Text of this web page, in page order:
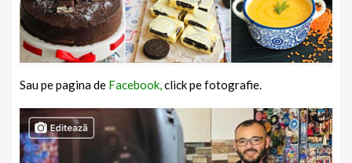
Sau pe pagina de Facebook,click pe fotografie.